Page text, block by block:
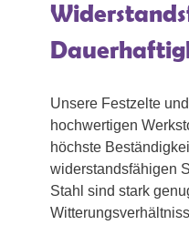
Unsere Festzelte
hochwertigen
höchste
widerstandsfähigen
Stahl sind stark